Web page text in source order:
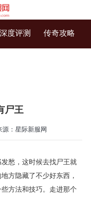
深度评测 传奇攻略
尸王
源：星际新服网
愁，这时候去找尸王就
方隐藏了不少好东西，
方法和技巧。走进那个